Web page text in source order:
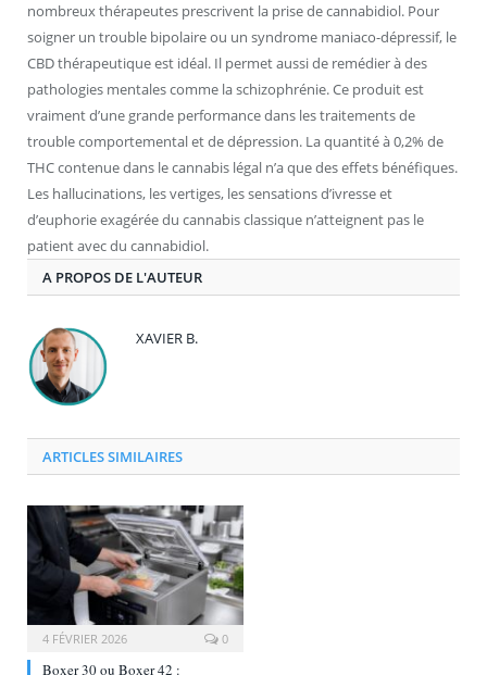
nombreux thérapeutes prescrivent la prise de cannabidiol. Pour
soigner un trouble bipolaire ou un syndrome maniaco-dépressif, le
CBD thérapeutique est idéal. Il permet aussi de remédier à des
pathologies mentales comme la schizophrénie. Ce produit est
vraiment d’une grande performance dans les traitements de
trouble comportemental et de dépression. La quantité à 0,2% de
THC contenue dans le cannabis légal n’a que des effets bénéfiques.
Les hallucinations, les vertiges, les sensations d’ivresse et
d’euphorie exagérée du cannabis classique n’atteignent pas le
patient avec du cannabidiol.
A PROPOS DE L'AUTEUR
XAVIER B.
ARTICLES SIMILAIRES
4 FÉVRIER 2026 0
Boxer 30 ou Boxer 42 :